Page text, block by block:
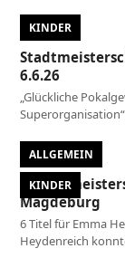
KINDER
6.6.26
„Glückliche
ALLGEMEIN
KINDER
Magdeburg
6 Titel für Emma
Heydenreich